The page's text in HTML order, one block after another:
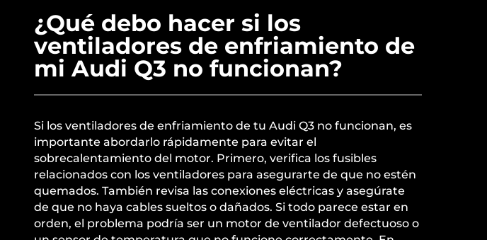
¿Qué debo hacer si los
ventiladores de enfriamiento de
mi Audi Q3 no funcionan?
Si los ventiladores de enfriamiento de tu Audi Q3 no funcionan, es
importante abordarlo rápidamente para evitar el
sobrecalentamiento del motor. Primero, verifica los fusibles
relacionados con los ventiladores para asegurarte de que no estén
quemados. También revisa las conexiones eléctricas y asegúrate
de que no haya cables sueltos o dañados. Si todo parece estar en
orden, el problema podría ser un motor de ventilador defectuoso o